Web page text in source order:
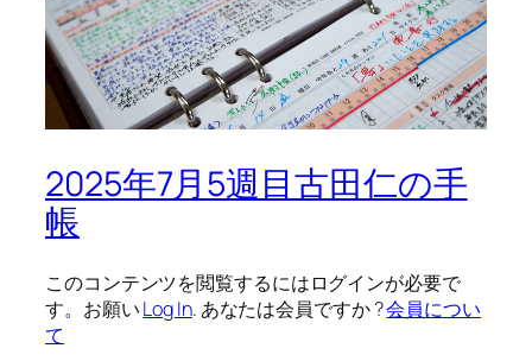
2025年7月5週目古田仁の手
帳
このコンテンツを閲覧するにはログインが必要で
す。お願いLog In. あなたは会員ですか ?会員につい
て